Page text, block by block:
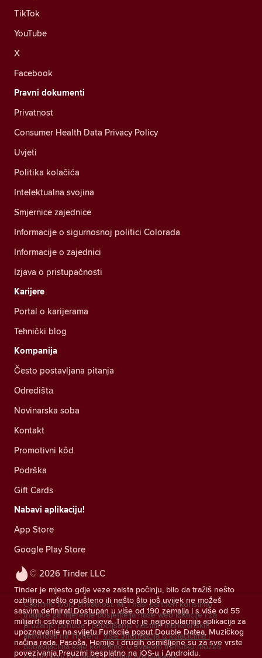
© 2026 Tinder LLC
Tinder je mjesto gdje veze zaista počinju, bilo da tražiš nešto
ozbiljno, nešto opušteno ili nešto što još uvijek ne možeš
sasvim definirati.Dostupan u više od 190 zemalja i s više od 55
milijardi ostvarenih spojeva, Tinder je najpopularnija aplikacija za
upoznavanje na svijetu.Funkcije poput Double Datea, Muzičkog
načina rada, Pasoša, Hemije i drugih osmišljene su za sve vrste
povezivanja.Preuzmi besplatno na iOS-u i Androidu.
TikTok
YouTube
X
Facebook
Pravni dokumenti
Privatnost
Consumer Health Data Privacy Policy
Uvjeti
Politika kolačića
Intelektualna svojina
Smjernice zajednice
Informacije o sigurnosnoj politici Colorada
Informacije o zajednici
Izjava o pristupačnosti
Karijere
Portal o karijerama
Tehnički blog
Kompanija
Često postavljana pitanja
Odredištа
Novinarska soba
Kontakt
Promotivni kôd
Podrška
Gift Cards
Nabavi aplikaciju!
App Store
Google Play Store
Cijenimo tvoju privatnost. Mi i naši partneri koristimo
tragače za mjerenje posjetitelja naše web lokacije i za
pružanje ponuda i poboljšanje vlastitih marketinških
aktivnosti na Tinderu. Više informacija o kolačićima i
dobavljačima koje koristimo. U svakom trenutku možeš